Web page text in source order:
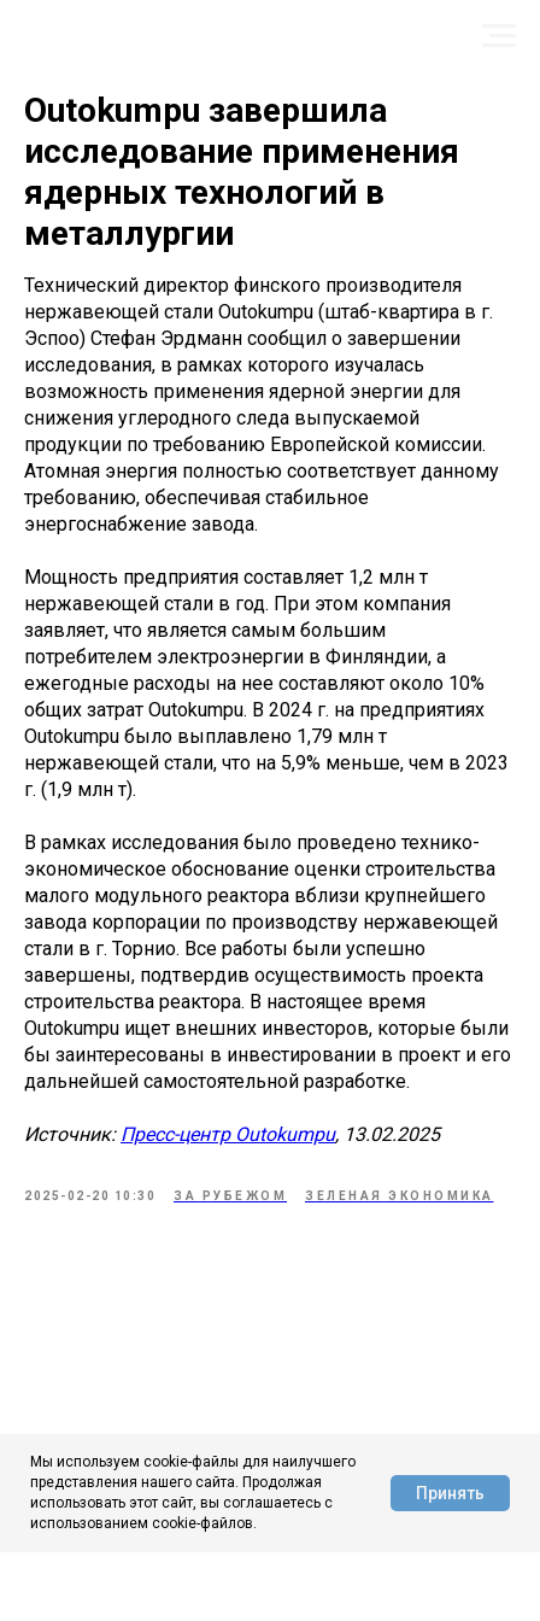
Outokumpu завершила
исследование применения
ядерных технологий в
металлургии
Технический директор финского производителя
нержавеющей стали Outokumpu (штаб-квартира в г.
Эспоо) Стефан Эрдманн сообщил о завершении
исследования, в рамках которого изучалась
возможность применения ядерной энергии для
снижения углеродного следа выпускаемой
продукции по требованию Европейской комиссии.
Атомная энергия полностью соответствует данному
требованию, обеспечивая стабильное
энергоснабжение завода.
Мощность предприятия составляет 1,2 млн т
нержавеющей стали в год. При этом компания
заявляет, что является самым большим
потребителем электроэнергии в Финляндии, а
ежегодные расходы на нее составляют около 10%
общих затрат Outokumpu. В 2024 г. на предприятиях
Outokumpu было выплавлено 1,79 млн т
нержавеющей стали, что на 5,9% меньше, чем в 2023
г. (1,9 млн т).
В рамках исследования было проведено технико-
экономическое обоснование оценки строительства
малого модульного реактора вблизи крупнейшего
завода корпорации по производству нержавеющей
стали в г. Торнио. Все работы были успешно
завершены, подтвердив осуществимость проекта
строительства реактора. В настоящее время
Outokumpu ищет внешних инвесторов, которые были
бы заинтересованы в инвестировании в проект и его
дальнейшей самостоятельной разработке.
Источник: Пресс-центр Outokumpu, 13.02.2025
2025-02-20 10:30 ЗА РУБЕЖОМ ЗЕЛЕНАЯ ЭКОНОМИКА
АЦ ЦНИИчермет
Мы используем cookie-файлы для наилучшего
представления нашего сайта. Продолжая
использовать этот сайт, вы соглашаетесь с
использованием cookie-файлов.
Принять